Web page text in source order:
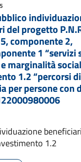
del progetto
componente 2,
1 “servizi
marginalità
1.2 “percorsi di
per persone con
1.2